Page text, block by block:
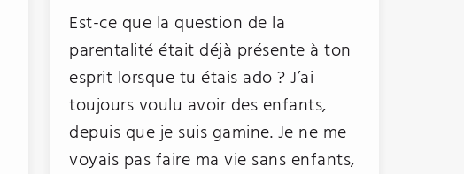
Est-ce que la question de la
parentalité était déjà présente à ton
esprit lorsque tu étais ado ? J’ai
toujours voulu avoir des enfants,
depuis que je suis gamine. Je ne me
voyais pas faire ma vie sans enfants,